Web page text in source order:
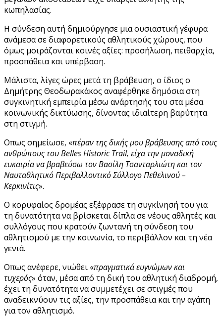
κωπηλασίας.
Η σύνδεση αυτή δημιούργησε μια ουσιαστική γέφυρα
ανάμεσα σε διαφορετικούς αθλητικούς χώρους, που
όμως μοιράζονται κοινές αξίες: προσήλωση, πειθαρχία,
προσπάθεια και υπέρβαση.
Μάλιστα, λίγες ώρες μετά τη βράβευση, ο ίδιος ο
Δημήτρης Θεοδωρακάκος αναφέρθηκε δημόσια στη
συγκινητική εμπειρία μέσω ανάρτησής του στα μέσα
κοινωνικής δικτύωσης, δίνοντας ιδιαίτερη βαρύτητα
στη στιγμή.
Οπως σημείωσε, «πέραν της δικής μου βράβευσης από τους
ανθρώπους του Belles Historic Trail, είχα την μοναδική
ευκαιρία να βραβεύσω τον Βασίλη Τσανταρλιώτη και τον
Ναυταθλητικό Περιβαλλοντικό Σύλλογο Πεθελινού –
Κερκινίτις».
Ο κορυφαίος δρομέας εξέφρασε τη συγκίνησή του για
τη δυνατότητα να βρίσκεται δίπλα σε νέους αθλητές και
συλλόγους που κρατούν ζωντανή τη σύνδεση του
αθλητισμού με την κοινωνία, το περιβάλλον και τη νέα
γενιά.
Οπως ανέφερε, νιώθει «πραγματικά ευγνώμων και
τυχερός» όταν, μέσα από τη δική του αθλητική διαδρομή,
έχει τη δυνατότητα να συμμετέχει σε στιγμές που
αναδεικνύουν τις αξίες, την προσπάθεια και την αγάπη
για τον αθλητισμό.